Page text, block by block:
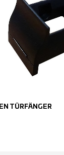
TÜRFÄNGER